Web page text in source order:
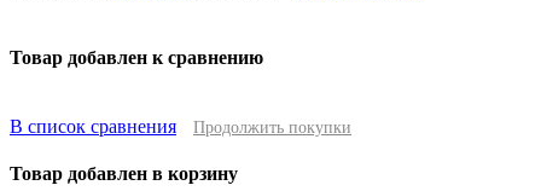
Товар добавлен к сравнению
В список сравнения Продолжить покупки
Товар добавлен в корзину